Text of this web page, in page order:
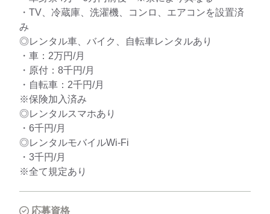
・TV、冷蔵庫、洗濯機、コンロ、エアコンを設置済
み
◎レンタル車、バイク、自転車レンタルあり
・車：2万円/月
・原付：8千円/月
・自転車：2千円/月
※保険加入済み
◎レンタルスマホあり
・6千円/月
◎レンタルモバイルWi-Fi
・3千円/月
※全て規定あり
応募資格